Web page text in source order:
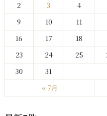
« 7月
2
3 4
9
10 11
16
17 18
23
24 25
30
31